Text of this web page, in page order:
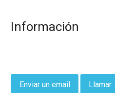
Información
Enviar un email Llamar